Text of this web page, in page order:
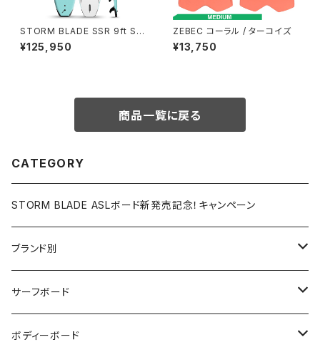
STORM BLADE SSR 9ft Sur
fboard - ICE MINT
¥125,950
ZEBEC コーラル / ターコイズ
¥13,750
商品一覧に戻る
CATEGORY
STORM BLADE ASLボード新発売記念！キャンペーン
ブランド別
V-BODY BOARDS
ZEBEC
サーフボード
サーフボード
ボディーボード